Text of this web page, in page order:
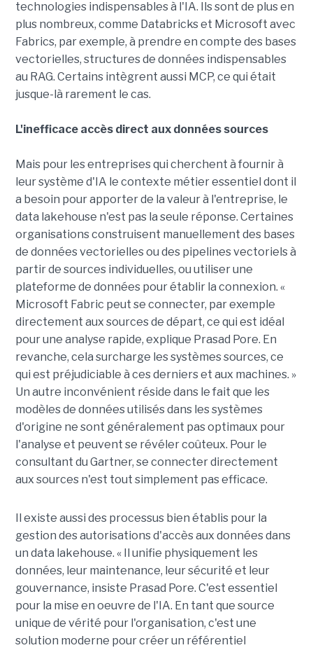
technologies indispensables à l'IA. Ils sont de plus en
plus nombreux, comme Databricks et Microsoft avec
Fabrics, par exemple, à prendre en compte des bases
vectorielles, structures de données indispensables
au RAG. Certains intègrent aussi MCP, ce qui était
jusque-là rarement le cas.
L'inefficace accès direct aux données sources
Mais pour les entreprises qui cherchent à fournir à
leur système d'IA le contexte métier essentiel dont il
a besoin pour apporter de la valeur à l'entreprise, le
data lakehouse n'est pas la seule réponse. Certaines
organisations construisent manuellement des bases
de données vectorielles ou des pipelines vectoriels à
partir de sources individuelles, ou utiliser une
plateforme de données pour établir la connexion. «
Microsoft Fabric peut se connecter, par exemple
directement aux sources de départ, ce qui est idéal
pour une analyse rapide, explique Prasad Pore. En
revanche, cela surcharge les systèmes sources, ce
qui est préjudiciable à ces derniers et aux machines. »
Un autre inconvénient réside dans le fait que les
modèles de données utilisés dans les systèmes
d'origine ne sont généralement pas optimaux pour
l'analyse et peuvent se révéler coûteux. Pour le
consultant du Gartner, se connecter directement
aux sources n'est tout simplement pas efficace.
Il existe aussi des processus bien établis pour la
gestion des autorisations d'accès aux données dans
un data lakehouse. « Il unifie physiquement les
données, leur maintenance, leur sécurité et leur
gouvernance, insiste Prasad Pore. C'est essentiel
pour la mise en oeuvre de l'IA. En tant que source
unique de vérité pour l'organisation, c'est une
solution moderne pour créer un référentiel